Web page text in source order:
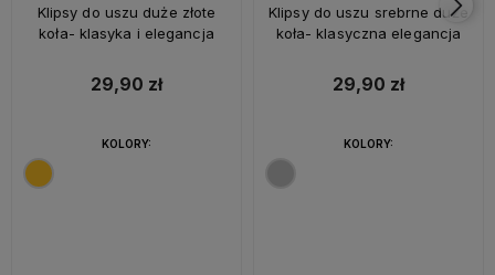
Klipsy do uszu duże złote
koła- klasyka i elegancja
29,90 zł
KOLORY:
Klipsy do uszu srebrne duże
koła- klasyczna elegancja
29,90 zł
KOLORY: